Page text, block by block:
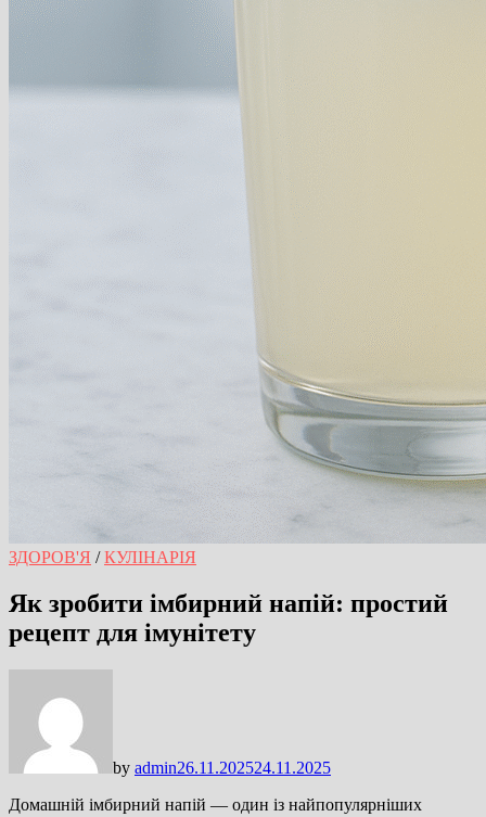
ЗДОРОВ'Я /КУЛІНАРІЯ
Як зробити імбирний напій: простий
рецепт для імунітету
by admin26.11.202524.11.2025
Домашній імбирний напій — один із найпопулярніших